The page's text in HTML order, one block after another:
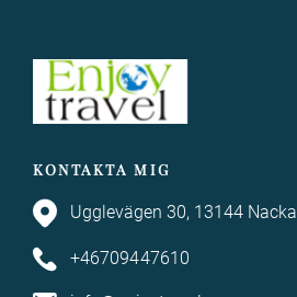
KONTAKTA MIG
Ugglevägen 30, 13144 Nacka
+46709447610